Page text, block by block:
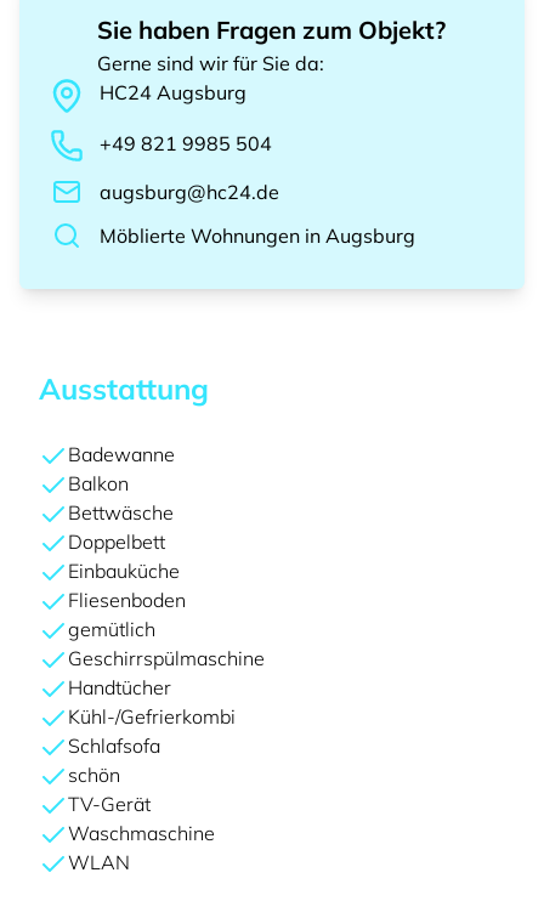
Sie haben Fragen zum Objekt?
Gerne sind wir für Sie da:
HC24 Augsburg
+49 821 9985 504
augsburg@hc24.de
Möblierte Wohnungen in Augsburg
Ausstattung
Badewanne
Balkon
Bettwäsche
Doppelbett
Einbauküche
Fliesenboden
gemütlich
Geschirrspülmaschine
Handtücher
Kühl-/Gefrierkombi
Schlafsofa
schön
TV-Gerät
Waschmaschine
WLAN